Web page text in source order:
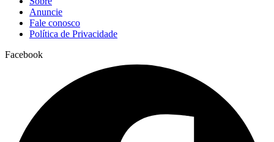
Anuncie
Fale conosco
Política de Privacidade
Facebook